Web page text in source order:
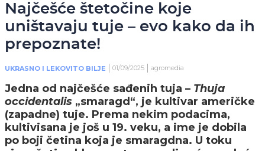
Najčešće štetočine koje
uništavaju tuje – evo kako da ih
prepoznate!
UKRASNO I LEKOVITO BILJE 01/09/2025 agromedia
Jedna od najčešće sađenih tuja – Thuja
occidentalis „smaragd“, je kultivar američke
(zapadne) tuje. Prema nekim podacima,
kultivisana je još u 19. veku, a ime je dobila
po boji četina koja je smaragdna. U toku